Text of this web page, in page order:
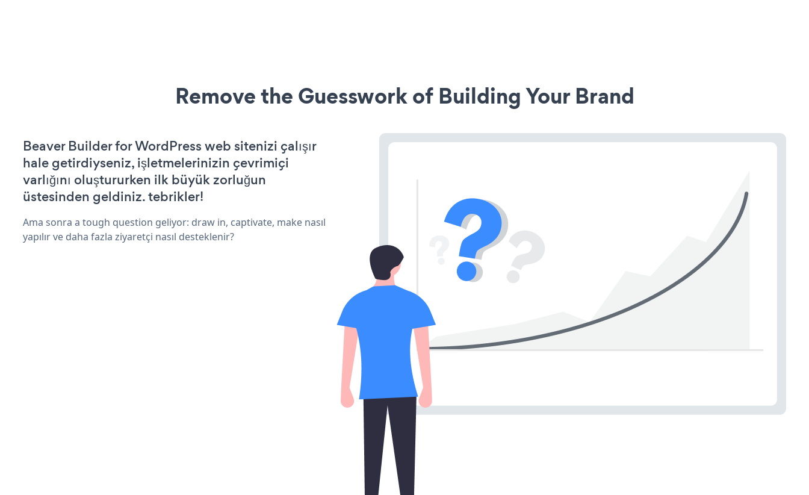
Remove the Guesswork of Building Your Brand
Beaver Builder for WordPress web sitenizi çalışır
hale getirdiyseniz, işletmelerinizin çevrimiçi
varlığını oluştururken ilk büyük zorluğun
üstesinden geldiniz. tebrikler!
Ama sonra a tough question geliyor: draw in, captivate, make nasıl
yapılır ve daha fazla ziyaretçi nasıl desteklenir?